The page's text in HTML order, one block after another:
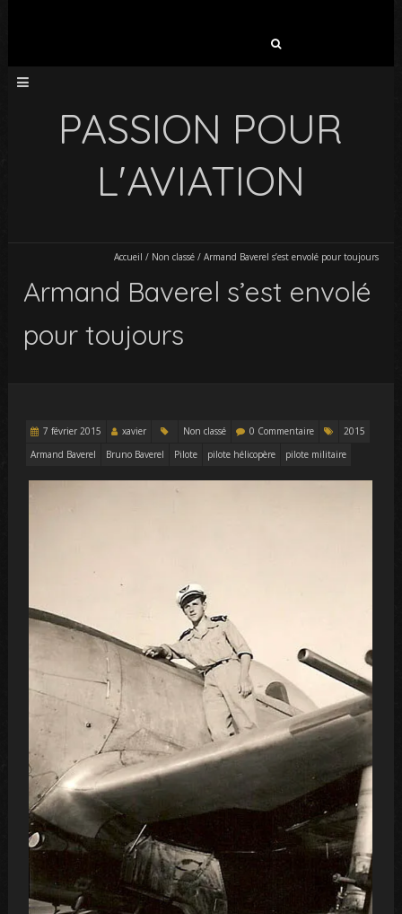
PASSION POUR
L'AVIATION
Accueil / Non classé/ Armand Baverel s’est envolé pour toujours
Armand Baverel s’est envolé
pour toujours
7 février 2015 xavier Non classé 0 Commentaire
2015
Armand Baverel
Bruno Baverel Pilote pilote hélicopère pilote militaire